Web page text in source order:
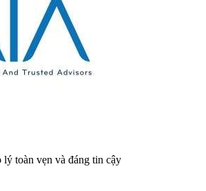
toàn vẹn và đáng tin cậy